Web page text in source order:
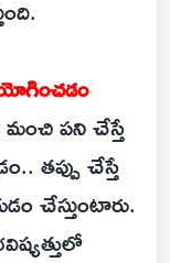
మంచి పని చేస్తే
తప్పు చేస్తే
చేస్తుంటారు.